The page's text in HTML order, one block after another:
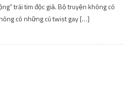
trái tim độc giả. Bộ truyện không có
có những cú twist gay […]